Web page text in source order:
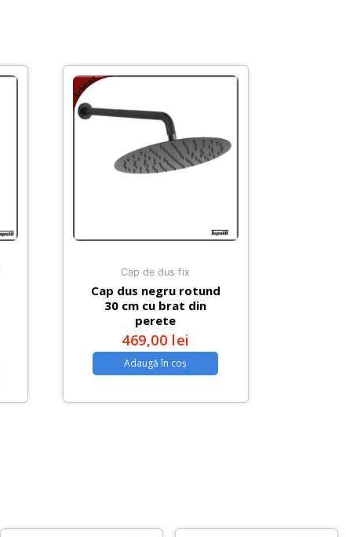
Cap de dus fix
Cap dus negru rotund
30 cm cu brat din
perete
469,00 lei
Adaugă în coș